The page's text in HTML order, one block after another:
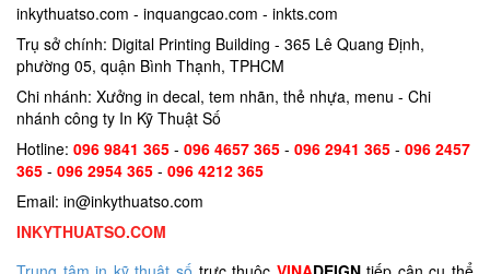
inkythuatso.com - inquangcao.com - inkts.com
Trụ sở chính: Digital Printing Building - 365 Lê Quang Định,
phường 05, quận Bình Thạnh, TPHCM
Chi nhánh: Xưởng in decal, tem nhãn, thẻ nhựa, menu - Chi
nhánh công ty In Kỹ Thuật Số
Hotline: 096 9841 365 - 096 4657 365 - 096 2941 365 - 096 2457
365 - 096 2954 365 - 096 4212 365
Email: in@inkythuatso.com
INKYTHUATSO.COM